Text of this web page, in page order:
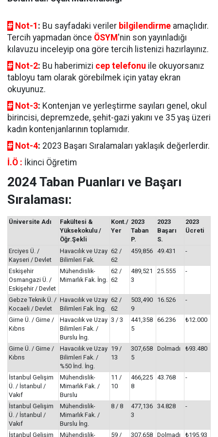
# Not-1 : Bu sayfadaki veriler bilgilendirme amaçlıdır.
Tercih yapmadan önce ÖSYM 'nin son yayınladığı
kılavuzu inceleyip ona göre tercih listenizi hazırlayınız.
# Not-2: Bu haberimizi cep telefonu ile okuyorsanız
tabloyu tam olarak görebilmek için yatay ekran
okuyunuz.
# Not-3: Kontenjan ve yerleştirme sayıları genel, okul
birincisi, depremzede, şehit-gazi yakını ve 35 yaş üzeri
kadın kontenjanlarının toplamıdır.
# Not-4: 2023 Başarı Sıralamaları yaklaşık değerlerdir.
İ.Ö : İkinci Öğretim
2024 Taban Puanları ve Başarı
Sıralaması:
Üniversite Adı
Fakültesi &
Yüksekokulu /
Öğr.Şekli
Kont./
Yer
2023
Taban
P.
2023
Başarı
S.
2023
Ücreti
Erciyes Ü. /
Kayseri / Devlet
Havacılık ve Uzay
Bilimleri Fak.
62 /
62
459,856 49.431 -
Eskişehir
Osmangazi Ü. /
Eskişehir / Devlet
Mühendislik-
Mimarlık Fak. İng.
62 /
62
489,521
3
25.555 -
Gebze Teknik Ü. /
Kocaeli / Devlet
Havacılık ve Uzay
Bilimleri Fak. İng.
62 /
62
503,490
9
16.526 -
Girne Ü. / Girne /
Kıbrıs
Havacılık ve Uzay
Bilimleri Fak. /
Burslu İng.
3 / 3
441,358
5
66.236 ₺12.000
Girne Ü. / Girne /
Kıbrıs
Havacılık ve Uzay
Bilimleri Fak. /
%50 İnd. İng.
19 /
13
307,658
5
Dolmadı ₺93.480
İstanbul Gelişim
Ü. / İstanbul /
Vakıf
Mühendislik-
Mimarlık Fak. /
Burslu
11 /
10
466,225
8
43.768 -
İstanbul Gelişim
Ü. / İstanbul /
Vakıf
Mühendislik-
Mimarlık Fak. /
Burslu İng.
8 / 8
477,136
3
34.828 -
İstanbul Gelişim Mühendislik- 59 / 307,658 Dolmadı ₺195.93